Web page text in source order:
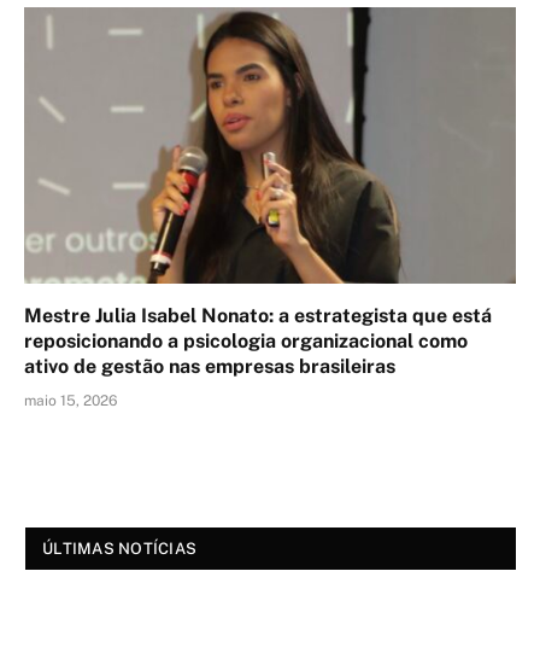
Mestre Julia Isabel Nonato: a estrategista que está
reposicionando a psicologia organizacional como
ativo de gestão nas empresas brasileiras
maio 15, 2026
ÚLTIMAS NOTÍCIAS